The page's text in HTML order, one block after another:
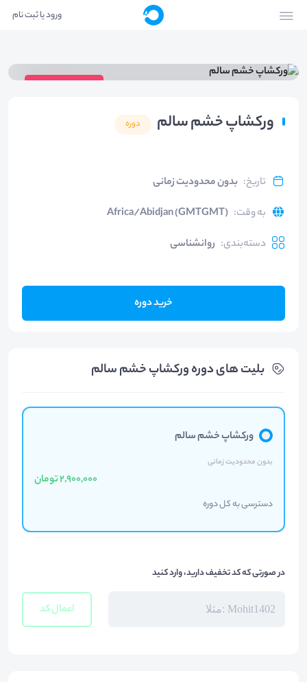
ورود یا ثبت نام
ورکشاپ خشم سالم دوره
تاریخ: بدون محدودیت زمانی
به وقت:
Africa/Abidjan (GMTGMT)
دسته‌بندی: روانشناسی
خرید دوره
بلیت های دوره ورکشاپ خشم سالم
ورکشاپ خشم سالم
بدون محدودیت زمانی
2,900,000 تومان
دسترسی به کل دوره
در صورتی که کد تخفیف دارید، وارد کنید
اعمال کد